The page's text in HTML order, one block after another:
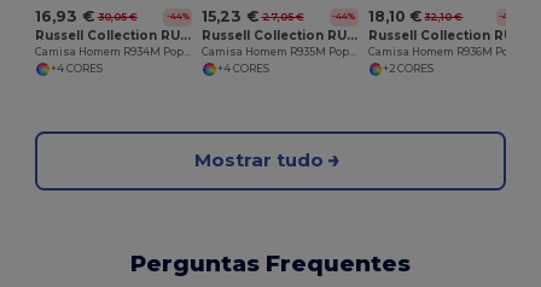
16,93 € 30,05 € -44%
Russell Collection RU934M
+4 CORES
15,23 € 27,05 € -44%
Russell Collection RU935M
+4 CORES
18,10 € 32,10 € -44%
+2 CORES
Mostrar tudo
Perguntas Frequentes